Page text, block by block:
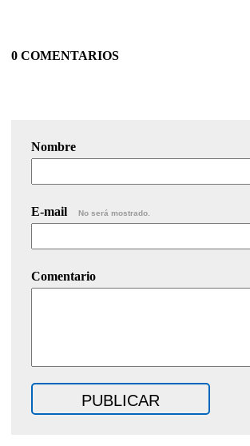
0 COMENTARIOS
Nombre
E-mail No será mostrado.
Comentario